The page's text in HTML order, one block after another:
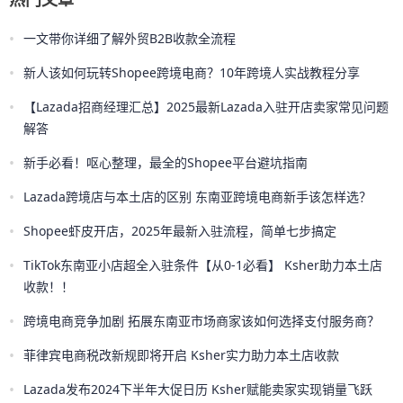
• 一文带你详细了解外贸B2B收款全流程
• 新人该如何玩转Shopee跨境电商？10年跨境人实战教程分享
•
【Lazada招商经理汇总】2025最新Lazada入驻开店卖家常见问题
解答
• 新手必看！呕心整理，最全的Shopee平台避坑指南
• Lazada跨境店与本土店的区别 东南亚跨境电商新手该怎样选？
• Shopee虾皮开店，2025年最新入驻流程，简单七步搞定
• TikTok东南亚小店超全入驻条件【从0-1必看】 Ksher助力本土店
收款！！
• 跨境电商竞争加剧 拓展东南亚市场商家该如何选择支付服务商？
• 菲律宾电商税改新规即将开启 Ksher实力助力本土店收款
• Lazada发布2024下半年大促日历 Ksher赋能卖家实现销量飞跃